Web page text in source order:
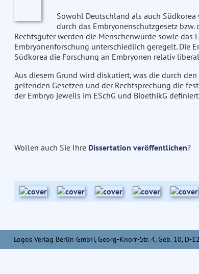
Sowohl Deutschland als auch
durch das Embryonenschutzgesetz
Rechtsgüter werden die Menschenwürde sowie das
Embryonenforschung unterschiedlich geregelt. Die
Südkorea die Forschung an Embryonen relativ
Aus diesem Grund wird diskutiert, was die durch
geltenden Gesetzen und der Rechtsprechung die
der Embryo jeweils im ESchG und BioethikG
Wollen auch Sie Ihre Dissertation veröffentlichen?
Logos Verlag Berlin GmbH, Georg-Knorr-Str. 4, Geb. 10, D-